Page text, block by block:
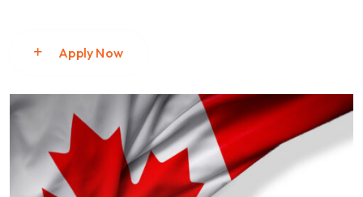
Apply Now